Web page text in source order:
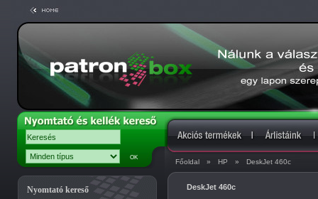
Főoldal » HP » DeskJet 460c
Nyomtató kereső DeskJet 460c